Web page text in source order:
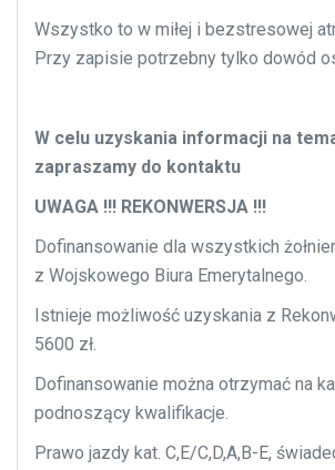
Wszystko to w miłej i bezstresowej
Przy zapisie potrzebny tylko dowód
W celu uzyskania informacji na
zapraszamy do kontaktu
UWAGA !!! REKONWERSJA !!!
Dofinansowanie dla wszystkich
z Wojskowego Biura Emerytalnego.
Istnieje możliwość uzyskania z
5600 zł.
Dofinansowanie można otrzymać na
podnoszący kwalifikacje.
Prawo jazdy kat. C,E/C,D,A,B-E,